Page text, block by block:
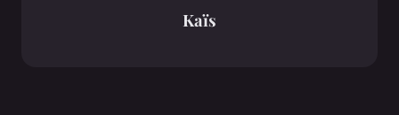
Kaïs